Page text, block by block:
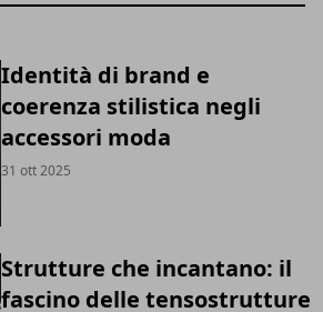
Identità di brand e
coerenza stilistica negli
accessori moda
31 ott 2025
Strutture che incantano: il
fascino delle tensostrutture